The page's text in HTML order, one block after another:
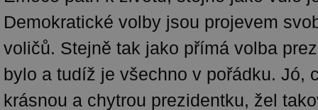
Demokratické volby jsou projevem
voličů. Stejně tak jako přímá volba
bylo a tudíž je všechno v pořádku. Jó,
krásnou a chytrou prezidentku, žel